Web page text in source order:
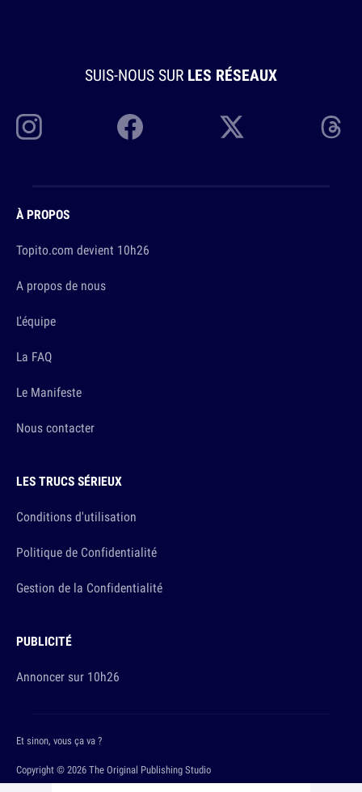
SUIS-NOUS SUR LES RÉSEAUX
À PROPOS
Topito.com devient 10h26
A propos de nous
L'équipe
La FAQ
Le Manifeste
Nous contacter
LES TRUCS SÉRIEUX
Conditions d'utilisation
Politique de Confidentialité
Gestion de la Confidentialité
PUBLICITÉ
Annoncer sur 10h26
Copyright © 2026 The Original Publishing Studio
Et sinon, vous ça va ?